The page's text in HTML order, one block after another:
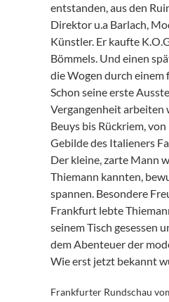
entstanden, aus den
Direktor u.a Barlach,
Künstler. Er kaufte
Bömmels. Und einen
die Wogen durch
Schon seine erste
Vergangenheit arbeiten
Beuys bis Rückriem,
Gebilde des Italieners
Der kleine, zarte Mann
Thiemann kannten,
spannen. Besondere
Frankfurt lebte
seinem Tisch gesessen
dem Abenteuer der
Wie erst jetzt bekannt
Frankfurter Rundschau